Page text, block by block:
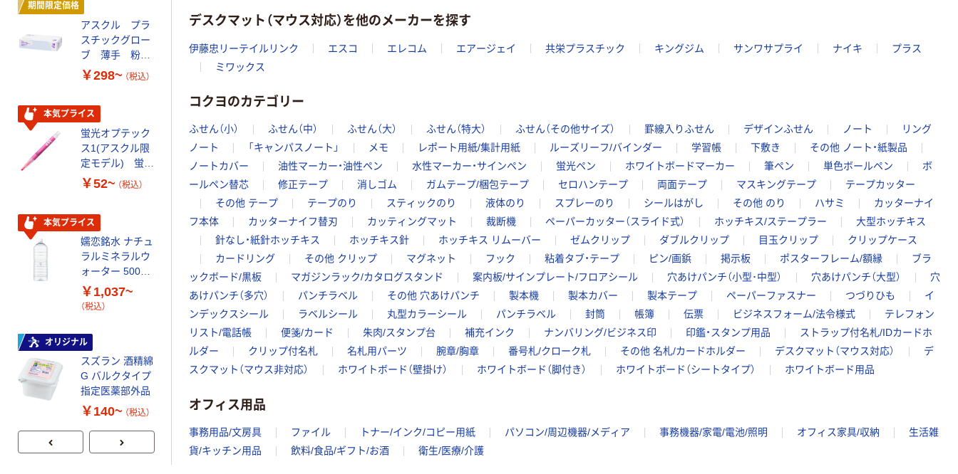
デスクマット（マウス対応）を他のメーカーを探す
伊藤忠リーテイルリンク エスコ エレコム エアージェイ 共栄プラスチック キングジム サンワサプライ ナイキ
プラス
ミワックス
コクヨのカテゴリー
ふせん（小） ふせん（中） ふせん（大） ふせん（特大） ふせん（その他サイズ） 罫線入りふせん デザインふせん ノート
リング
ノート
「キャンパスノート」 メモ レポート用紙/集計用紙 ルーズリーフ/バインダー 学習帳 下敷き
その他 ノート・紙製品
ノートカバー
油性マーカー・油性ペン 水性マーカー・サインペン 蛍光ペン ホワイトボードマーカー 筆ペン 単色ボールペン
ボ
ールペン替芯
修正テープ 消しゴム ガムテープ/梱包テープ セロハンテープ 両面テープ マスキングテープ
テープカッター
その他 テープ
テープのり スティックのり 液体のり スプレーのり シールはがし その他 のり ハサミ
カッターナイ
フ本体
カッターナイフ替刃 カッティングマット 裁断機 ペーパーカッター（スライド式） ホッチキス/ステープラー
大型ホッチキス
針なし・紙針ホッチキス
ホッチキス針 ホッチキス リムーバー ゼムクリップ ダブルクリップ 目玉クリップ
クリップケース
カードリング
その他 クリップ マグネット フック 粘着タブ・テープ ピン/画鋲 掲示板 ポスターフレーム/額縁
ブラ
ックボード/黒板
マガジンラック/カタログスタンド 案内板/サインプレート/フロアシール 穴あけパンチ（小型･中型） 穴あけパンチ（大型）
穴
あけパンチ（多穴）
パンチラベル その他 穴あけパンチ 製本機 製本カバー 製本テープ ペーパーファスナー つづりひも
イ
ンデックスシール
ラベルシール 丸型カラーシール パンチラベル 封筒 帳簿 伝票 ビジネスフォーム/法令様式
テレフォン
リスト/電話帳
便箋/カード 朱肉/スタンプ台 補充インク ナンバリング/ビジネス印 印鑑・スタンプ用品
ストラップ付名札/IDカードホ
ルダー
クリップ付名札 名札用パーツ 腕章/胸章 番号札/クローク札 その他 名札/カードホルダー デスクマット（マウス対応）
デ
スクマット（マウス非対応）
ホワイトボード（壁掛け） ホワイトボード（脚付き） ホワイトボード（シートタイプ） ホワイトボード用品
オフィス用品
事務用品/文房具 ファイル トナー/インク/コピー用紙 パソコン/周辺機器/メディア 事務機器/家電/電池/照明 オフィス家具/収納
生活雑
貨/キッチン用品
飲料/食品/ギフト/お酒 衛生/医療/介護
期間限定価格
アスクル プラ
スチックグロー
ブ 薄手 粉な
し（パウダーフ
￥298~ （税込）
本気プライス
蛍光オプテック
ス1(アスクル限
定モデル) 蛍光
ペン ゼブラ
￥52~ （税込）
本気プライス
嬬恋銘水 ナチュ
ラルミネラルウ
ォーター 500ml
キャップシール
付き／2Lラベル
￥1,037~
（税込）
オリジナル
スズラン 酒精綿
G バルクタイプ
指定医薬部外品
￥140~ （税込）
ファーストレイ
ップ
￥374~
【アスクル限定】
ファーストレイ
ト ニトリルグ
ローブ ホワイ
ト 粉なし（パ
ウダーフリー）
￥698~ （税込）
本気プライス
ペーパータオル
小判・シングル
再生紙 200枚
FSC認証紙 アス
クルオリジナル
￥143~ （税込）
本気プライス
ティッシュペー
パー ボックス
ナルティッシュ
PEFC認証
￥428~
アスクル 検査用
ブ 薄手 粉な
蛍光オプテック
ス1(アスクル限
定モデル) 蛍光
ペン ゼブラ
￥52~ （税込）
本気プライス
嬬恋銘水 ナチュ
ラルミネラルウ
ォーター 500ml
付き／2Lラベル
レス 10本
￥1,037~
G バルクタイプ